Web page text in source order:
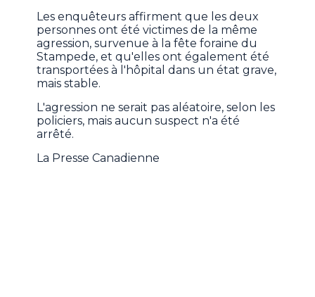
Les enquêteurs affirment que les deux
personnes ont été victimes de la même
agression, survenue à la fête foraine du
Stampede, et qu'elles ont également été
transportées à l'hôpital dans un état grave,
mais stable.
L'agression ne serait pas aléatoire, selon les
policiers, mais aucun suspect n'a été
arrêté.
La Presse Canadienne